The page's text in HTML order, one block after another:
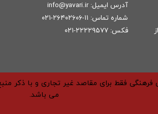
آدرس ایمیل: info@yavari.ir
شماره تماس: ۱۱-۲۶۴۰۲۶۰۶-۰۲۱
فکس: ۲۲۲۲۹۵۷۷-۰۲۱
فقط برای مقاصد غیر تجاری و با ذکر
می باشد.